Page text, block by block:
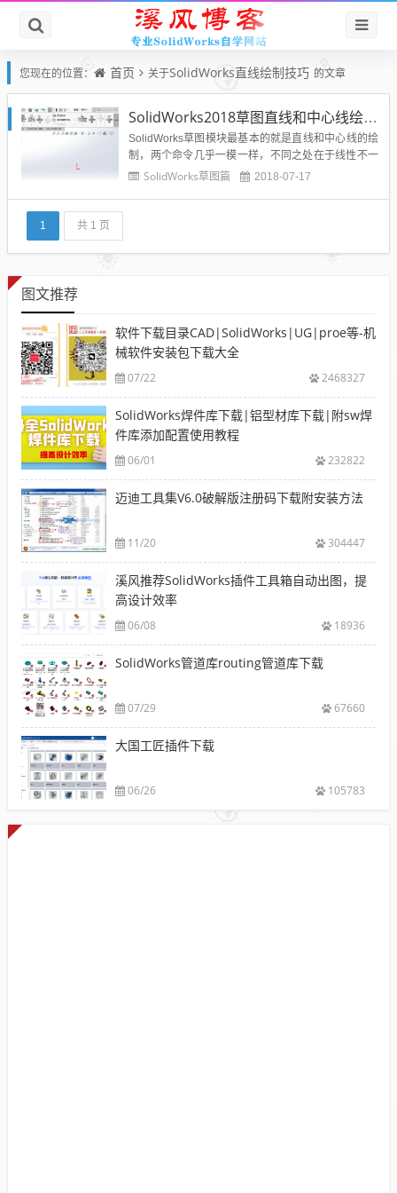
您现在的位置： 首页 关于SolidWorks直线绘制技巧 的文章
SolidWorks2018草图直线和中心线绘制技巧
SolidWorks草图模块最基本的就是直线和中心线的绘
制，两个命令几乎一模一样，不同之处在于线性不一
样，直线类似于CAD里面的实线，中心线为参考线。
SolidWorks草图篇 2018-07-17
1 共 1 页
图文推荐
软件下载目录CAD|SolidWorks|UG|proe等-机
械软件安装包下载大全
07/22 2468327
SolidWorks焊件库下载|铝型材库下载|附sw焊
件库添加配置使用教程
06/01 232822
迈迪工具集V6.0破解版注册码下载附安装方法
11/20 304447
溪风推荐SolidWorks插件工具箱自动出图，提
高设计效率
06/08 18936
SolidWorks管道库routing管道库下载
07/29 67660
大国工匠插件下载
06/26 105783